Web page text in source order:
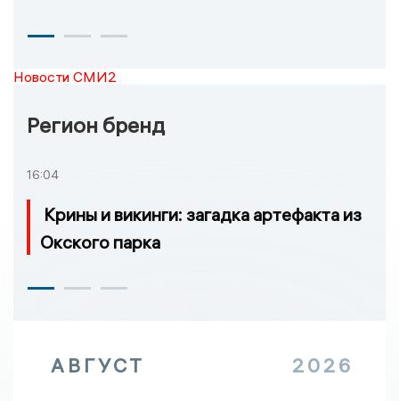
Новости СМИ2
Регион бренд
16:04
Крины и викинги: загадка артефакта из
Окского парка
АВГУСТ 2026